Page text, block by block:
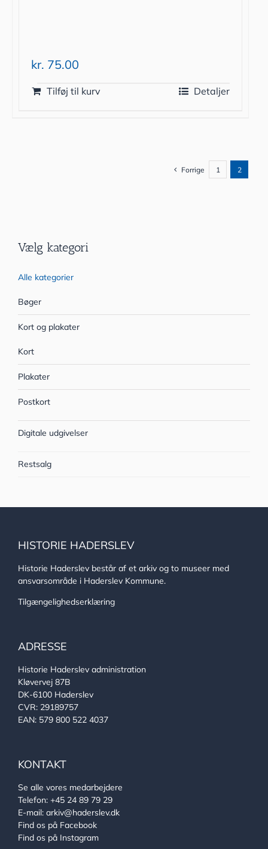
kr. 75.00
Tilføj til kurv Detaljer
Forrige 1 2
Vælg kategori
Alle kategorier
Bøger
Kort og plakater
Kort
Plakater
Postkort
Digitale udgivelser
Restsalg
HISTORIE HADERSLEV
Historie Haderslev består af et arkiv og to museer med
ansvarsområde i Haderslev Kommune.
Tilgængelighedserklæring
ADRESSE
Historie Haderslev administration
Kløvervej 87B
DK-6100 Haderslev
CVR: 29189757
EAN: 579 800 522 4037
KONTAKT
Se alle vores medarbejdere
Telefon: +45 24 89 79 29
E-mail: arkiv@haderslev.dk
Find os på Facebook
Find os på Instagram